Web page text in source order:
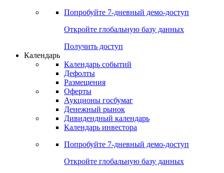
Попробуйте 7-дневный демо-доступ
Откройте глобальную базу данных
Получить доступ
Календарь
Календарь событий
Дефолты
Размещения
Оферты
Аукционы госбумаг
Денежный рынок
Дивидендный календарь
Календарь инвестора
Попробуйте 7-дневный демо-доступ
Откройте глобальную базу данных